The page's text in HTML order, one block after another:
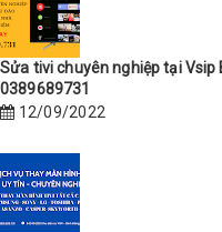
Sửa tivi chuyên nghiệp tại
0389689731
12/09/2022